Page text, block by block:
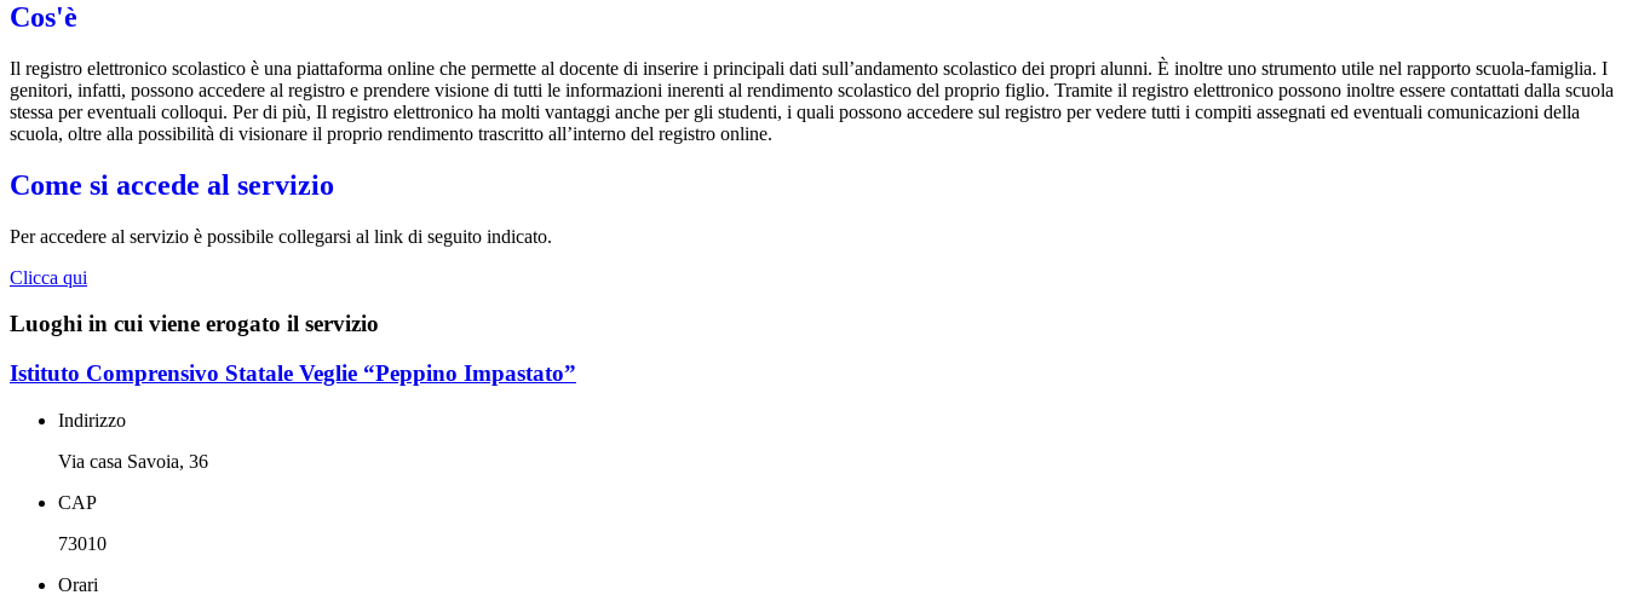
Cos'è
Il registro elettronico scolastico è una piattaforma online che permette al docente di inserire i principali dati sull’andamento scolastico dei propri alunni. È inoltre uno strumento utile nel rapporto scuola-famiglia. I
genitori, infatti, possono accedere al registro e prendere visione di tutti le informazioni inerenti al rendimento scolastico del proprio figlio. Tramite il registro elettronico possono inoltre essere contattati dalla scuola
stessa per eventuali colloqui. Per di più, Il registro elettronico ha molti vantaggi anche per gli studenti, i quali possono accedere sul registro per vedere tutti i compiti assegnati ed eventuali comunicazioni della
scuola, oltre alla possibilità di visionare il proprio rendimento trascritto all’interno del registro online.
Come si accede al servizio
Per accedere al servizio è possibile collegarsi al link di seguito indicato.
Clicca qui
Luoghi in cui viene erogato il servizio
Istituto Comprensivo Statale Veglie “Peppino Impastato”
Indirizzo
Via casa Savoia, 36
CAP
73010
Orari